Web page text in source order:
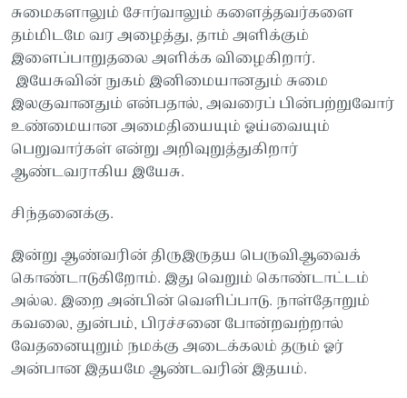
சுமைகளாலும் சோர்வாலும் களைத்தவர்களை
தம்மிடமே வர அழைத்து, தாம் அளிக்கும்
இளைப்பாறுதலை அளிக்க விழைகிறார்.
இயேசுவின் நுகம் இனிமையானதும் சுமை
இலகுவானதும் என்பதால், அவரைப் பின்பற்றுவோர்
உண்மையான அமைதியையும் ஓய்வையும்
பெறுவார்கள் என்று அறிவுறுத்துகிறார்
ஆண்டவராகிய இயேசு.
சிந்தனைக்கு.
இன்று ஆண்வரின் திருஇருதய பெருவிஆவைக்
கொண்டாடுகிறோம். இது வெறும் கொண்டாட்டம்
அல்ல. இறை அன்பின் வெளிப்பாடு. நாள்தோறும்
கவலை, துன்பம், பிரச்சனை போன்றவற்றால்
வேதனையுறும் நமக்கு அடைக்கலம் தரும் ஓர்
அன்பான இதயமே ஆண்டவரின் இதயம்.